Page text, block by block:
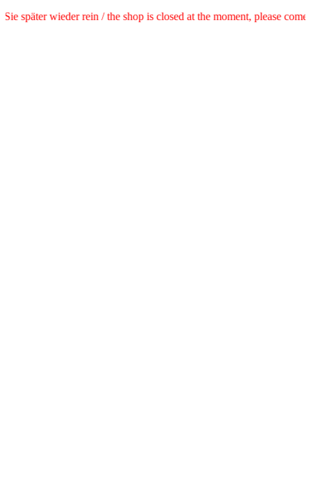
schauen Sie später wieder rein / the shop is closed at the moment,